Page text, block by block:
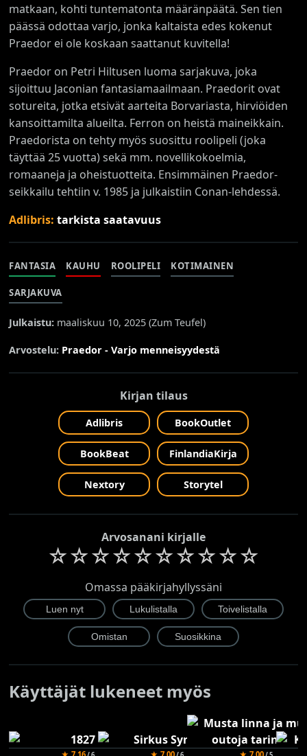
matkaan, kohti tuntematonta määränpäätä. Sen tien
päässä odottaa varjo, jonka kaltaista edes kokenut
Praedor ei ole koskaan saattanut kuvitella!
Praedor on Petri Hiltusen luoma sarjakuva, joka
sijoittuu Jaconian fantasiamaailmaan. Praedorit ovat
sotureita, jotka etsivät aarteita Borvariasta, hirviöiden
kansoittamilta alueilta. Ferron on heistä maineikkain.
Praedorista on tehty myös suosittu roolipeli (joka
täyttää 25 vuotta) sekä mm. novellikokoelmia,
romaaneja ja oheistuotteita. Ensimmäinen Praedor-
seikkailu tehtiin v. 1985 ja julkaistiin Conan-lehdessä.
Adlibris:tarkista saatavuus
FANTASIA KAUHU ROOLIPELI KOTIMAINEN
SARJAKUVA
Julkaistu: maaliskuu 10, 2025 (Zum Teufel)
Arvostelu: Praedor - Varjo menneisyydestä
Kirjan tilaus
Adlibris BookOutlet
BookBeat FinlandiaKirja
Nextory Storytel
Arvosanani kirjalle
☆☆☆☆☆☆☆☆☆☆
Omassa pääkirjahyllyssäni
Käyttäjät lukeneet myös